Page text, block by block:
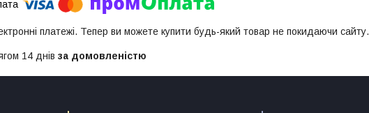
платежі. Тепер ви можете купити будь-який товар не покидаючи сайту.
14 днів за домовленістю